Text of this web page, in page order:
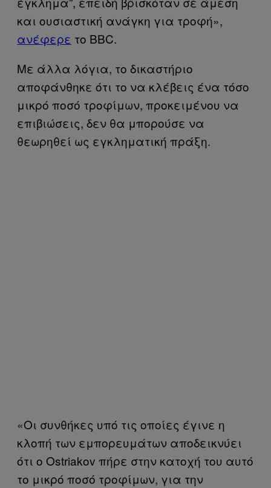
και ουσιαστική ανάγκη για τροφή»,
ανέφερε το BBC.
Με άλλα λόγια, το δικαστήριο
αποφάνθηκε ότι το να κλέβεις ένα τόσο
μικρό ποσό τροφίμων, προκειμένου να
επιβιώσεις, δεν θα μπορούσε να
θεωρηθεί ως εγκληματική πράξη.
«Οι συνθήκες υπό τις οποίες έγινε η
κλοπή των εμπορευμάτων αποδεικνύει
ότι ο Ostriakov πήρε στην κατοχή του αυτό
το μικρό ποσό τροφίμων, για την